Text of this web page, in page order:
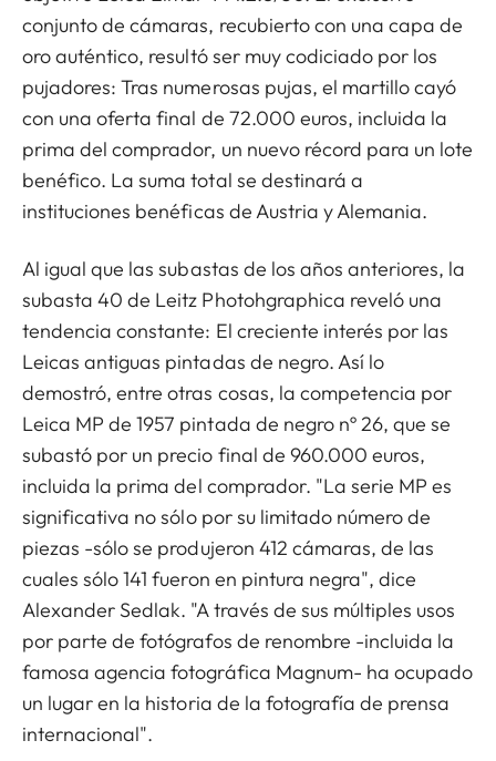
conjunto de cámaras, recubierto con una capa de
oro auténtico, resultó ser muy codiciado por los
pujadores: Tras numerosas pujas, el martillo cayó
con una oferta final de 72.000 euros, incluida la
prima del comprador, un nuevo récord para un lote
benéfico. La suma total se destinará a
instituciones benéficas de Austria y Alemania.
Al igual que las subastas de los años anteriores, la
subasta 40 de Leitz Photohgraphica reveló una
tendencia constante: El creciente interés por las
Leicas antiguas pintadas de negro. Así lo
demostró, entre otras cosas, la competencia por
Leica MP de 1957 pintada de negro nº 26, que se
subastó por un precio final de 960.000 euros,
incluida la prima del comprador. "La serie MP es
significativa no sólo por su limitado número de
piezas -sólo se produjeron 412 cámaras, de las
cuales sólo 141 fueron en pintura negra", dice
Alexander Sedlak. "A través de sus múltiples usos
por parte de fotógrafos de renombre -incluida la
famosa agencia fotográfica Magnum- ha ocupado
un lugar en la historia de la fotografía de prensa
internacional".